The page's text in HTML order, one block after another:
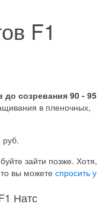
F1
до созревания 90 - 95
в пленочных,
руб.
зайти позже. Хотя,
вы можете спросить у
Натс